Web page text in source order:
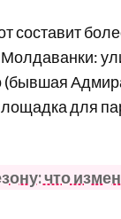
составит
Молдаванки:
для
что